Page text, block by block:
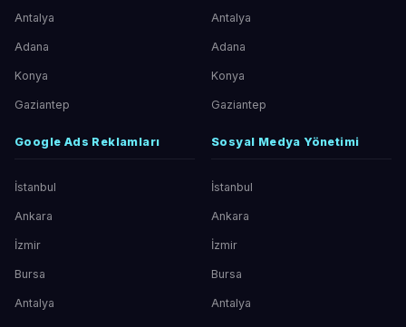
Antalya
Adana
Konya
Gaziantep
Antalya
Adana
Konya
Gaziantep
Google Ads Reklamları
İstanbul
Ankara
İzmir
Bursa
Antalya
Sosyal Medya Yönetimi
İstanbul
Ankara
İzmir
Bursa
Antalya